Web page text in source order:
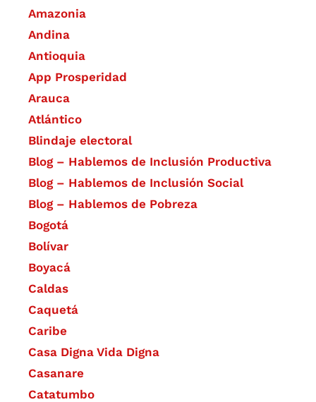
Amazonia
Andina
Antioquia
App Prosperidad
Arauca
Atlántico
Blindaje electoral
Blog – Hablemos de Inclusión Productiva
Blog – Hablemos de Inclusión Social
Blog – Hablemos de Pobreza
Bogotá
Bolívar
Boyacá
Caldas
Caquetá
Caribe
Casa Digna Vida Digna
Casanare
Catatumbo